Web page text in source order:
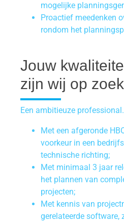
mogelijke
Proactief meedenken
rondom het
Jouw
zijn wij op
Een ambitieuze
Met een afgeronde
voorkeur in een
technische richting;
Met minimaal 3 jaar
het plannen van
projecten;
Met kennis van
gerelateerde software,